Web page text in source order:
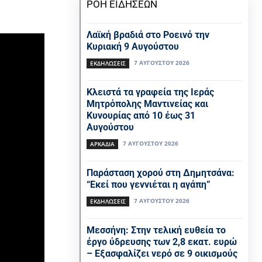
ΡΟΗ ΕΙΔΗΣΕΩΝ
Λαϊκή βραδιά στο Ροεινό την
Κυριακή 9 Αυγούστου
ΕΚΔΗΛΏΣΕΙΣ 7 ΑΥΓΟΎΣΤΟΥ 2026
Κλειστά τα γραφεία της Ιεράς
Μητρόπολης Μαντινείας και
Κυνουρίας από 10 έως 31
Αυγούστου
ΑΡΚΑΔΙΑ 7 ΑΥΓΟΎΣΤΟΥ 2026
Παράσταση χορού στη Δημητσάνα:
“Εκεί που γεννιέται η αγάπη”
ΕΚΔΗΛΏΣΕΙΣ 7 ΑΥΓΟΎΣΤΟΥ 2026
Μεσσήνη: Στην τελική ευθεία το
έργο ύδρευσης των 2,8 εκατ. ευρώ
– Εξασφαλίζει νερό σε 9 οικισμούς